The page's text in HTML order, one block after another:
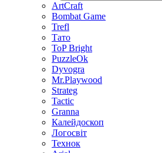
ArtCraft
Bombat Game
Trefl
Тато
ToP Bright
PuzzleOk
Dyvogra
Mr.Playwood
Strateg
Tactic
Granna
Калейдоскоп
Логосвіт
Технок